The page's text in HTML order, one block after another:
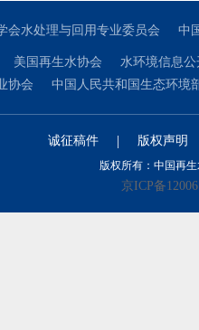
会水处理与回用专业委员会 中
美国再生水协会 水环境信息公
协会 中国人民共和国生态环境
诚征稿件 | 版权声明
版权所有：中国再
京ICP备